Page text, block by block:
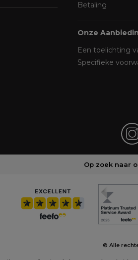
Betaling
Onze
Een toelichting
Specifieke
Op zoek naar
© Alle